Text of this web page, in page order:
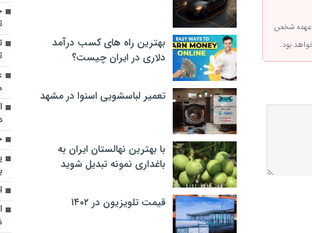
عهده شخص
بود.
بهترین راه های کسب درآمد
دلاری در ایران چیست؟
تعمیر لباسشویی اسنوا در مشهد
با بهترین نهالستان ایران به
باغداری نمونه تبدیل شوید
قیمت تلویزیون در ۱۴۰۲